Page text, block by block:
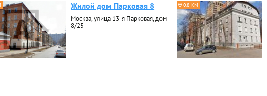
Жилой дом Парковая 8
Москва, улица 13-я Парковая, дом
8/25
0.8 КМ